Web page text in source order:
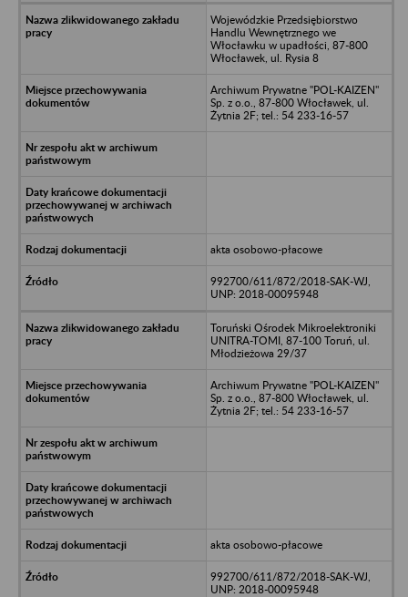
Wojewódzkie Przedsiębiorstwo
Handlu Wewnętrznego we
Włocławku w upadłości, 87-800
Włocławek, ul. Rysia 8
Archiwum Prywatne "POL-KAIZEN"
Sp. z o.o., 87-800 Włocławek, ul.
Żytnia 2F; tel.: 54 233-16-57
akta osobowo-płacowe
992700/611/872/2018-SAK-WJ,
UNP: 2018-00095948
Toruński Ośrodek Mikroelektroniki
UNITRA-TOMI, 87-100 Toruń, ul.
Młodzieżowa 29/37
Archiwum Prywatne "POL-KAIZEN"
Sp. z o.o., 87-800 Włocławek, ul.
Żytnia 2F; tel.: 54 233-16-57
akta osobowo-płacowe
992700/611/872/2018-SAK-WJ,
UNP: 2018-00095948